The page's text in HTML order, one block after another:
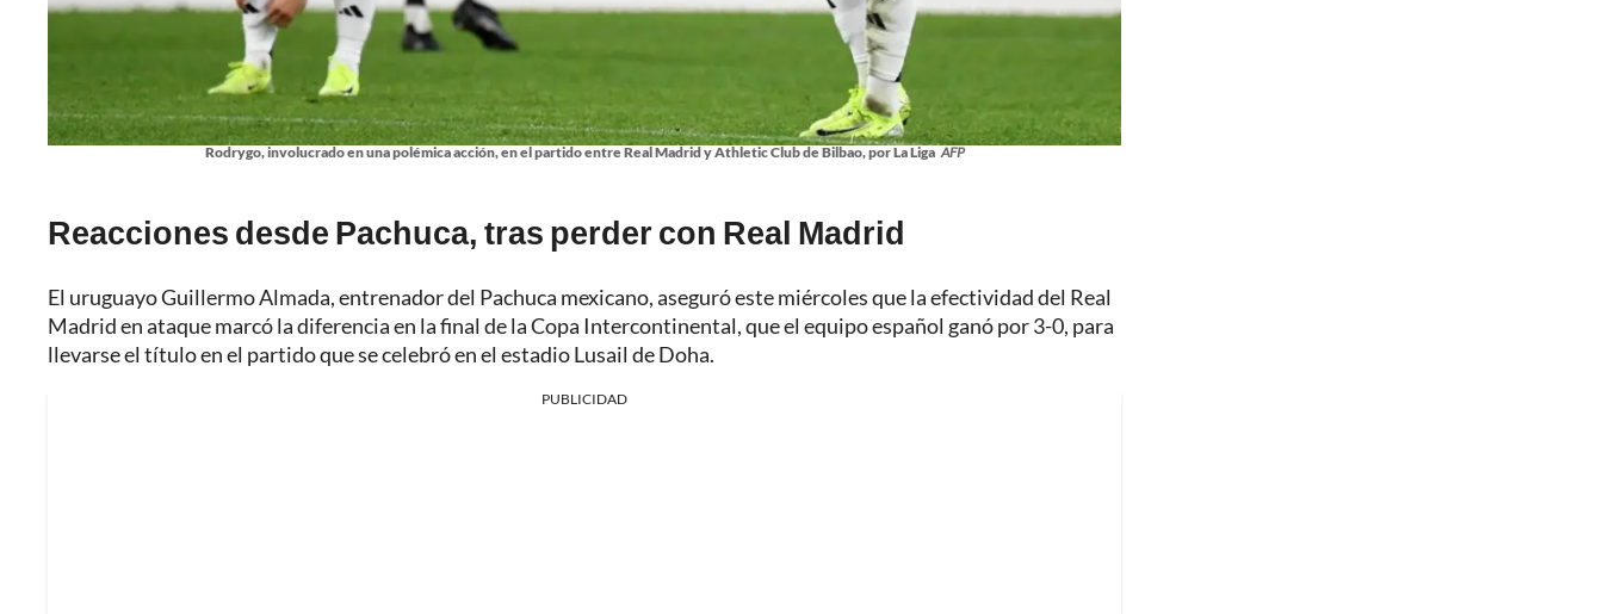
Rodrygo, involucrado en una polémica acción, en el partido entre Real Madrid y Athletic Club de Bilbao, por La Liga AFP
Reacciones desde Pachuca, tras perder con Real Madrid
El uruguayo Guillermo Almada, entrenador del Pachuca mexicano, aseguró este miércoles que la efectividad del Real
Madrid en ataque marcó la diferencia en la final de la Copa Intercontinental, que el equipo español ganó por 3-0, para
llevarse el título en el partido que se celebró en el estadio Lusail de Doha.
PUBLICIDAD